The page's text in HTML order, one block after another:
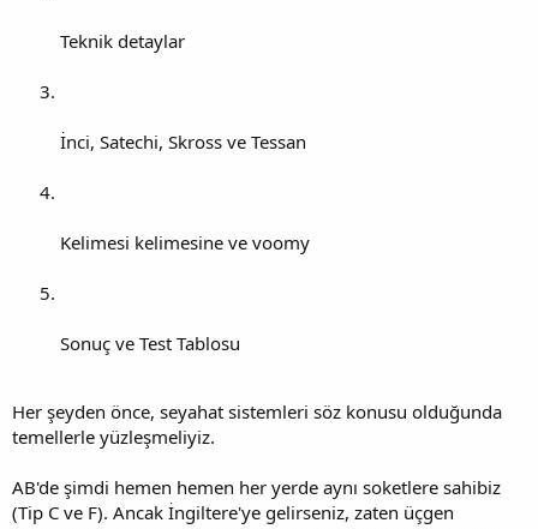
Teknik detaylar
İnci, Satechi, Skross ve Tessan
Kelimesi kelimesine ve voomy
Sonuç ve Test Tablosu
Her şeyden önce, seyahat sistemleri söz konusu olduğunda
temellerle yüzleşmeliyiz.
AB'de şimdi hemen hemen her yerde aynı soketlere sahibiz
(Tip C ve F). Ancak İngiltere'ye gelirseniz, zaten üçgen